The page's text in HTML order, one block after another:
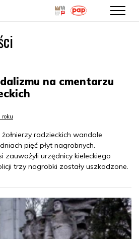
na cmentarzu
roku
radzieckich wandale
pięć płyt nagrobnych.
zauważyli urzędnicy kieleckiego
trzy nagrobki zostały uszkodzone.